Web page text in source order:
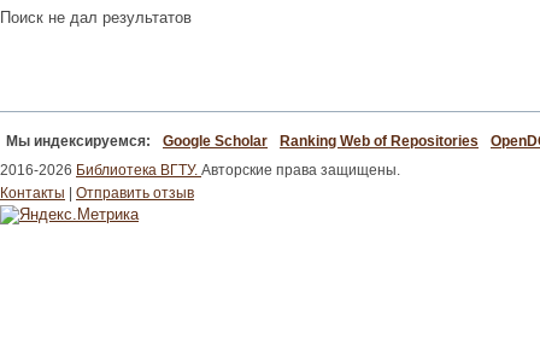
Поиск не дал результатов
Мы индексируемся: Google Scholar Ranking Web of Repositories
2016-2026 Библиотека ВГТУ. Авторские права защищены.
Контакты
Отправить отзыв